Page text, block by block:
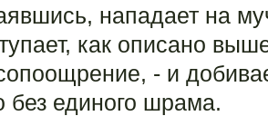
нападает на
как описано
- и
без единого шрама.